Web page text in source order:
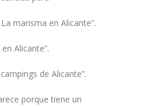
marisma en Alicante”.
Alicante”.
de Alicante”.
porque tiene un